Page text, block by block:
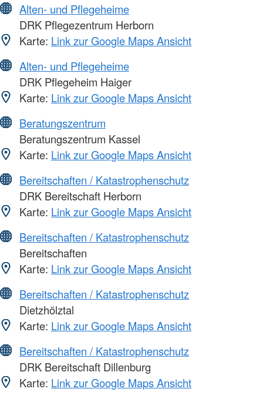
Alten- und Pflegeheime
DRK Pflegezentrum Herborn
Karte: Link zur Google Maps Ansicht
Alten- und Pflegeheime
DRK Pflegeheim Haiger
Karte: Link zur Google Maps Ansicht
Beratungszentrum
Beratungszentrum Kassel
Karte: Link zur Google Maps Ansicht
Bereitschaften / Katastrophenschutz
DRK Bereitschaft Herborn
Karte: Link zur Google Maps Ansicht
Bereitschaften / Katastrophenschutz
Bereitschaften
Karte: Link zur Google Maps Ansicht
Bereitschaften / Katastrophenschutz
Dietzhölztal
Karte: Link zur Google Maps Ansicht
Bereitschaften / Katastrophenschutz
DRK Bereitschaft Dillenburg
Karte: Link zur Google Maps Ansicht